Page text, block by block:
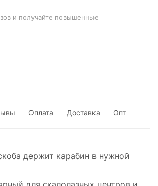
и получайте повышенные
Оплата Доставка Опт
держит карабин в нужной